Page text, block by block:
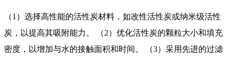
（1）选择高性能的活性炭材料，如改性活性炭或纳米级活性
炭，以提高其吸附能力。 （2）优化活性炭的颗粒大小和填充
密度，以增加与水的接触面积和时间。 （3）采用先进的过滤